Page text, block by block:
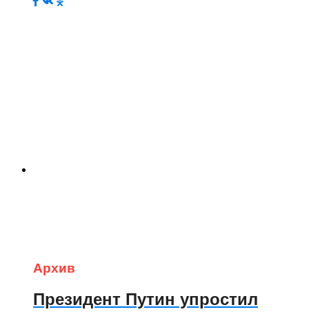
Архив
Президент Путин упростил